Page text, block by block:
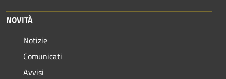
NOVITÀ
Notizie
Comunicati
Avvisi